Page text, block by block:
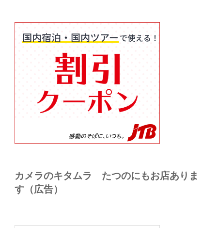
カメラのキタムラ たつのにもお店ありま
す（広告）